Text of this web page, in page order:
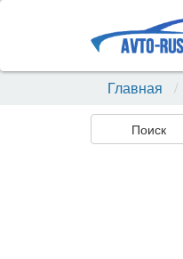
Главная
Поиск